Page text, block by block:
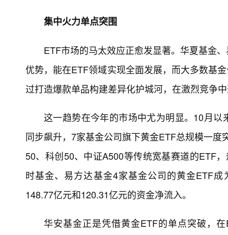
集中火力单点突围
ETF市场的马太效应正愈发显著。华夏基金
优势，能在ETF领域实现全面发展，而大多数基
过打造爆款单品构建差异化护城河，在激烈竞争
这一趋势在今年的市场中尤为明显。10月
同步飙升，7家基金公司旗下黄金ETF总规模一
50、科创50、中证A500等传统宽基赛道的ETF
时基金、易方达基金4家基金公司的黄金ETF
148.77亿元和120.31亿元的资金净流入。
华安基金正是凭借黄金ETF的单点突破，